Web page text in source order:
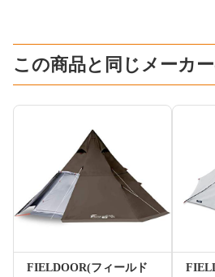
この商品と同じメーカ
FIELDOOR(フィールド